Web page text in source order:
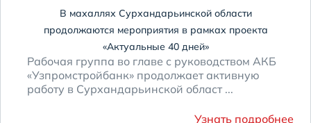
В махаллях Сурхандарьинской области
продолжаются мероприятия в рамках проекта
«Актуальные 40 дней»
Рабочая группа во главе с руководством АКБ
«Узпромстройбанк» продолжает активную
работу в Сурхандарьинской област ...
Узнать подробнее